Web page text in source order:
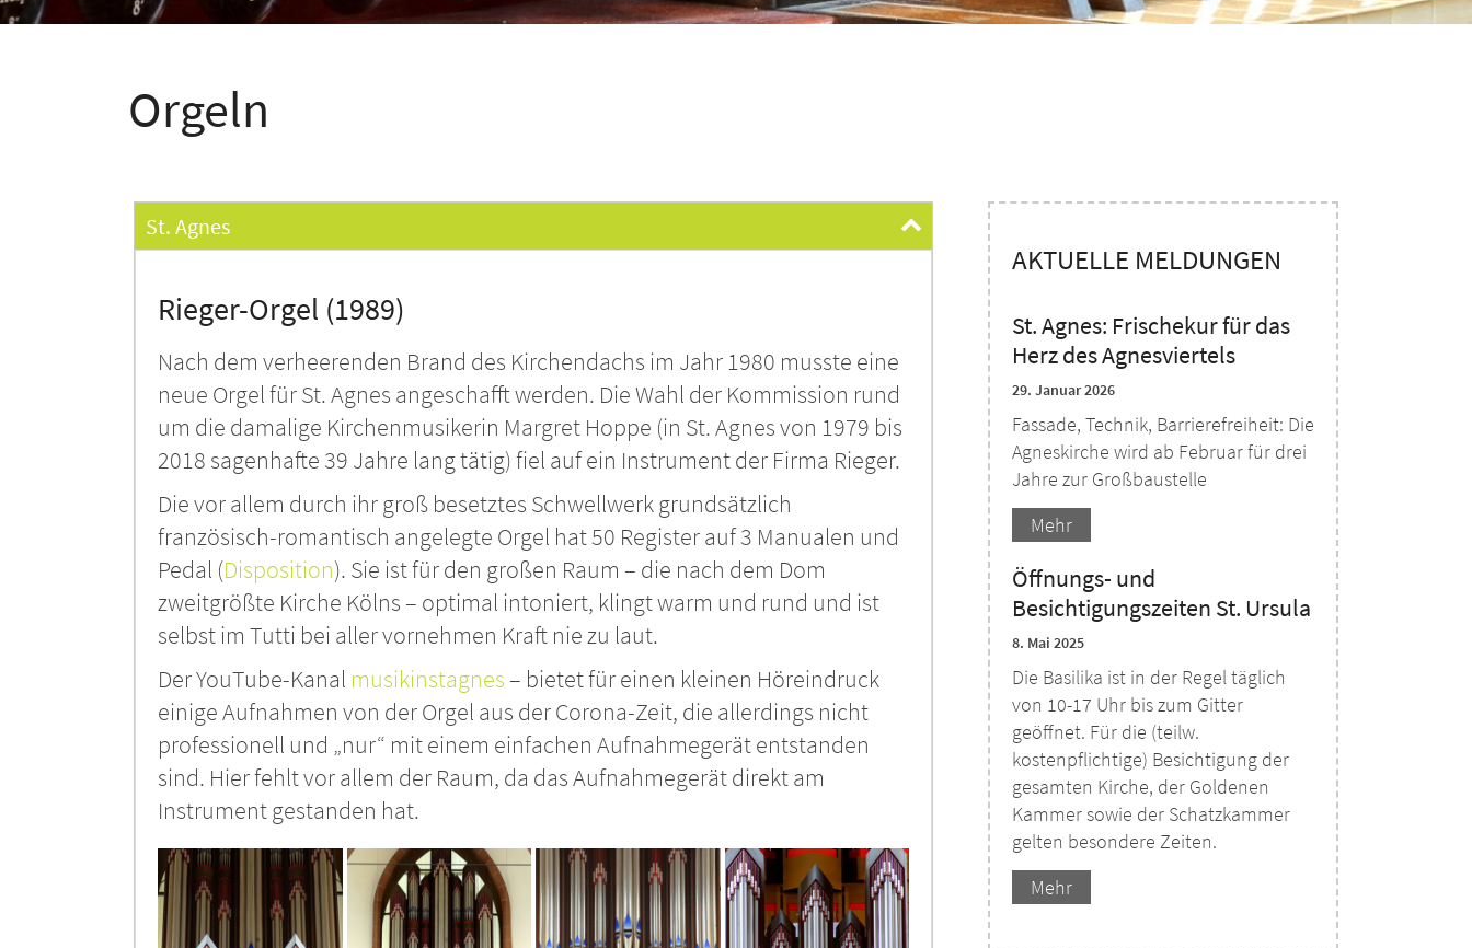
Orgeln
St. Agnes
Rieger-Orgel (1989)
Nach dem verheerenden Brand des Kirchendachs im Jahr 1980 musste eine
neue Orgel für St. Agnes angeschafft werden. Die Wahl der Kommission rund
um die damalige Kirchenmusikerin Margret Hoppe (in St. Agnes von 1979 bis
2018 sagenhafte 39 Jahre lang tätig) fiel auf ein Instrument der Firma Rieger.
Die vor allem durch ihr groß besetztes Schwellwerk grundsätzlich
französisch-romantisch angelegte Orgel hat 50 Register auf 3 Manualen und
Pedal (Disposition). Sie ist für den großen Raum – die nach dem Dom
zweitgrößte Kirche Kölns – optimal intoniert, klingt warm und rund und ist
selbst im Tutti bei aller vornehmen Kraft nie zu laut.
Der YouTube-Kanal musikinstagnes– bietet für einen kleinen Höreindruck
einige Aufnahmen von der Orgel aus der Corona-Zeit, die allerdings nicht
professionell und „nur“ mit einem einfachen Aufnahmegerät entstanden
sind. Hier fehlt vor allem der Raum, da das Aufnahmegerät direkt am
Instrument gestanden hat.
AKTUELLE MELDUNGEN
St. Agnes: Frischekur für das
Herz des Agnesviertels
29. Januar 2026
Fassade, Technik, Barrierefreiheit: Die
Agneskirche wird ab Februar für drei
Jahre zur Großbaustelle
Mehr
Öffnungs- und
Besichtigungszeiten St. Ursula
8. Mai 2025
Die Basilika ist in der Regel täglich
von 10-17 Uhr bis zum Gitter
geöffnet. Für die (teilw.
kostenpflichtige) Besichtigung der
gesamten Kirche, der Goldenen
Kammer sowie der Schatzkammer
gelten besondere Zeiten.
Mehr